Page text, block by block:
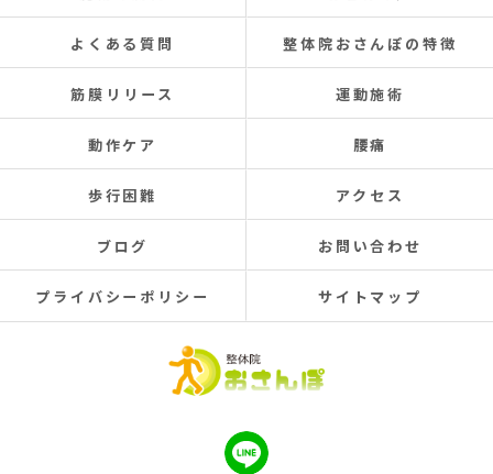
よくある質問 整体院おさんぽの特徴
筋膜リリース 運動施術
動作ケア 腰痛
歩行困難 アクセス
ブログ お問い合わせ
プライバシーポリシー サイトマップ